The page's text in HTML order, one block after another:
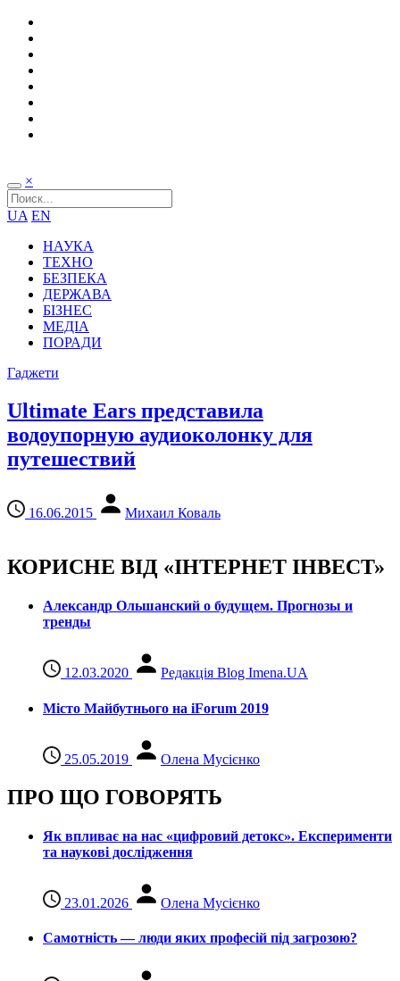
×
UA EN
НАУКА
ТЕХНО
БЕЗПЕКА
ДЕРЖАВА
БІЗНЕС
МЕДІА
ПОРАДИ
Гаджети
Ultimate Ears представила
водоупорную аудиоколонку для
путешествий
16.06.2015 Михаил Коваль
КОРИСНЕ ВІД «ІНТЕРНЕТ ІНВЕСТ»
Александр Ольшанский о будущем. Прогнозы и
тренды
12.03.2020 Редакція Blog Imena.UA
Місто Майбутнього на iForum 2019
25.05.2019 Олена Мусієнко
ПРО ЩО ГОВОРЯТЬ
Як впливає на нас «цифровий детокс». Експерименти
та наукові дослідження
23.01.2026 Олена Мусієнко
Самотність — люди яких професій під загрозою?